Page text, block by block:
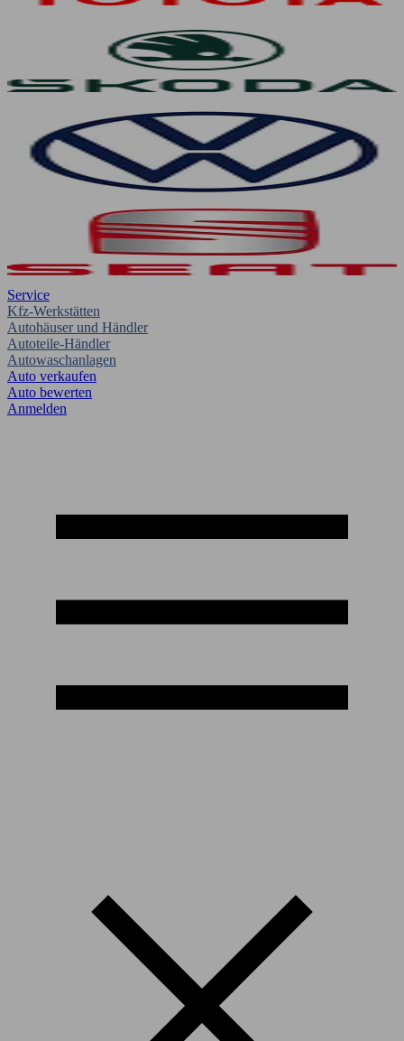
Service
Kfz-Werkstätten
Autohäuser und Händler
Autoteile-Händler
Autowaschanlagen
Auto verkaufen
Auto bewerten
Anmelden